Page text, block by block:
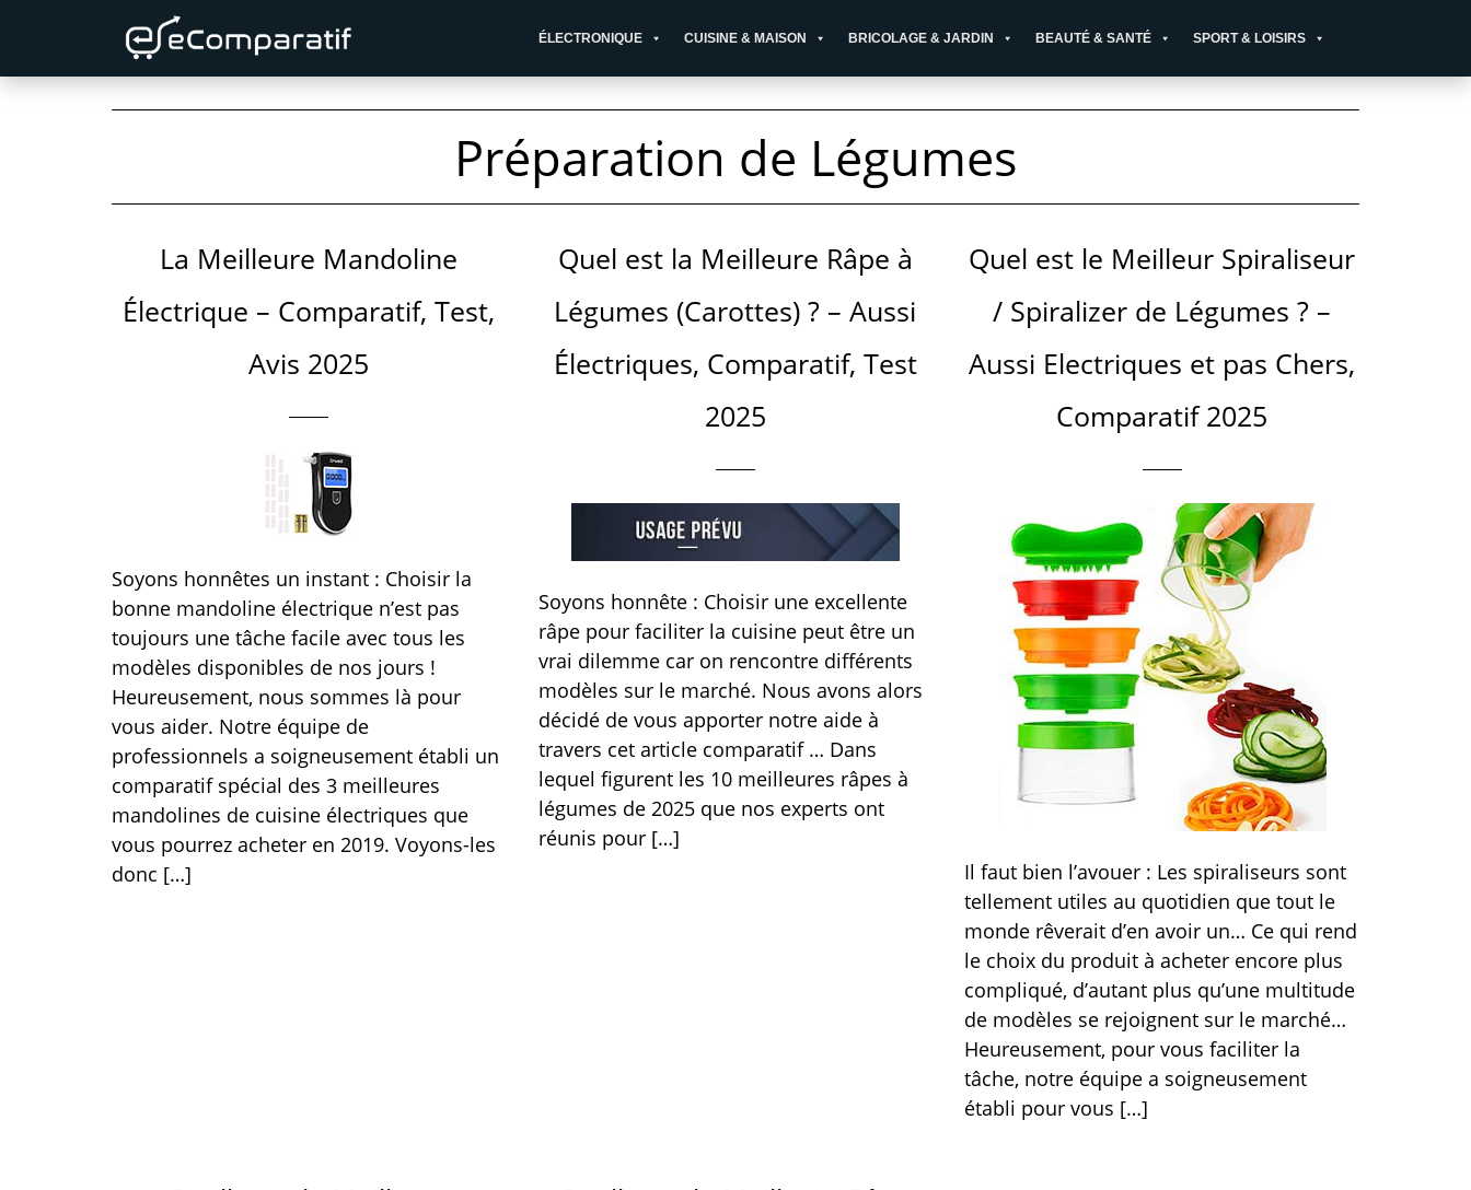
primary
content
ÉLECTRONIQUE CUISINE & MAISON BRICOLAGE & JARDIN BEAUTÉ & SANTÉ SPORT & LOISIRS
Préparation de Légumes
La Meilleure Mandoline
Électrique – Comparatif, Test,
Avis 2025
Soyons honnêtes un instant : Choisir la
bonne mandoline électrique n’est pas
toujours une tâche facile avec tous les
modèles disponibles de nos jours !
Heureusement, nous sommes là pour
vous aider. Notre équipe de
professionnels a soigneusement établi un
comparatif spécial des 3 meilleures
mandolines de cuisine électriques que
vous pourrez acheter en 2019. Voyons-les
donc […]
Quel est la Meilleure Râpe à
Légumes (Carottes) ? – Aussi
Électriques, Comparatif, Test
2025
Soyons honnête : Choisir une excellente
râpe pour faciliter la cuisine peut être un
vrai dilemme car on rencontre différents
modèles sur le marché. Nous avons alors
décidé de vous apporter notre aide à
travers cet article comparatif … Dans
lequel figurent les 10 meilleures râpes à
légumes de 2025 que nos experts ont
réunis pour […]
Quel est le Meilleur Spiraliseur
/ Spiralizer de Légumes ? –
Aussi Electriques et pas Chers,
Comparatif 2025
Il faut bien l’avouer : Les spiraliseurs sont
tellement utiles au quotidien que tout le
monde rêverait d’en avoir un… Ce qui rend
le choix du produit à acheter encore plus
compliqué, d’autant plus qu’une multitude
de modèles se rejoignent sur le marché…
Heureusement, pour vous faciliter la
tâche, notre équipe a soigneusement
établi pour vous […]